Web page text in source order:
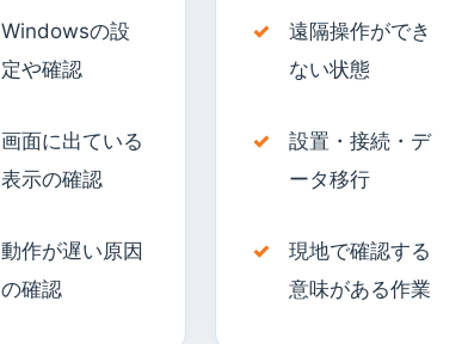
Windowsの設
定や確認
画面に出ている
表示の確認
動作が遅い原因
の確認
遠隔操作ができ
ない状態
設置・接続・デ
ータ移行
現地で確認する
意味がある作業